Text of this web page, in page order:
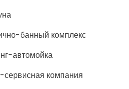
банный комплекс
автомойка
компания